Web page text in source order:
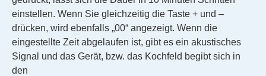
einstellen. Wenn Sie gleichzeitig die Taste + und –
drücken, wird ebenfalls „00“ angezeigt. Wenn die
eingestellte Zeit abgelaufen ist, gibt es ein akustisches
Signal und das Gerät, bzw. das Kochfeld begibt sich in
den